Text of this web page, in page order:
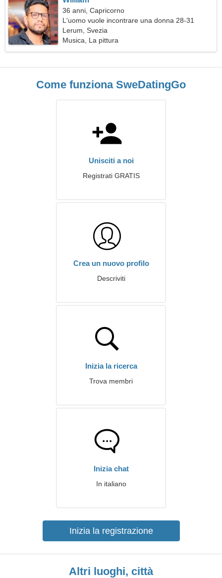
36 anni, Capricorno
L'uomo vuole incontrare una donna 28-31
Lerum, Svezia
Musica, La pittura
Come funziona SweDatingGo
Unisciti a noi
Registrati GRATIS
Crea un nuovo profilo
Descriviti
Inizia la ricerca
Trova membri
Inizia chat
In italiano
Inizia la registrazione
Altri luoghi, città